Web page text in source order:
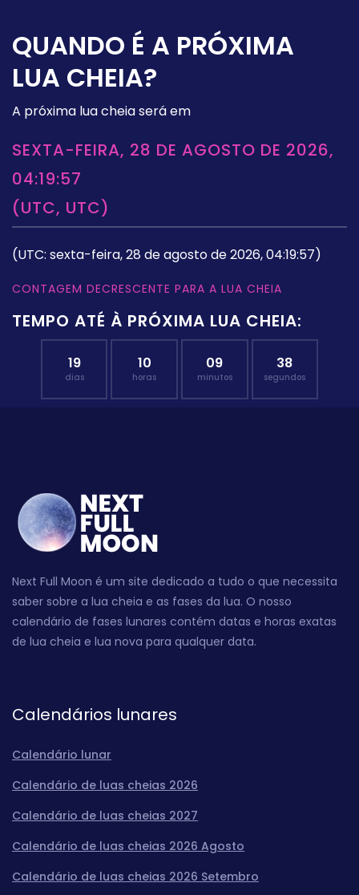
QUANDO É A PRÓXIMA
LUA CHEIA?
A próxima lua cheia será em
SEXTA-FEIRA, 28 DE AGOSTO DE 2026,
04:19:57
(UTC, UTC)
(UTC: sexta-feira, 28 de agosto de 2026, 04:19:57)
CONTAGEM DECRESCENTE PARA A LUA CHEIA
TEMPO ATÉ À PRÓXIMA LUA CHEIA:
19
dias
10
horas
09
minutos
37
segundos
Next Full Moon é um site dedicado a tudo o que necessita
saber sobre a lua cheia e as fases da lua. O nosso
calendário de fases lunares contém datas e horas exatas
de lua cheia e lua nova para qualquer data.
Calendários lunares
Calendário lunar
Calendário de luas cheias 2026
Calendário de luas cheias 2027
Calendário de luas cheias 2026 Agosto
Calendário de luas cheias 2026 Setembro